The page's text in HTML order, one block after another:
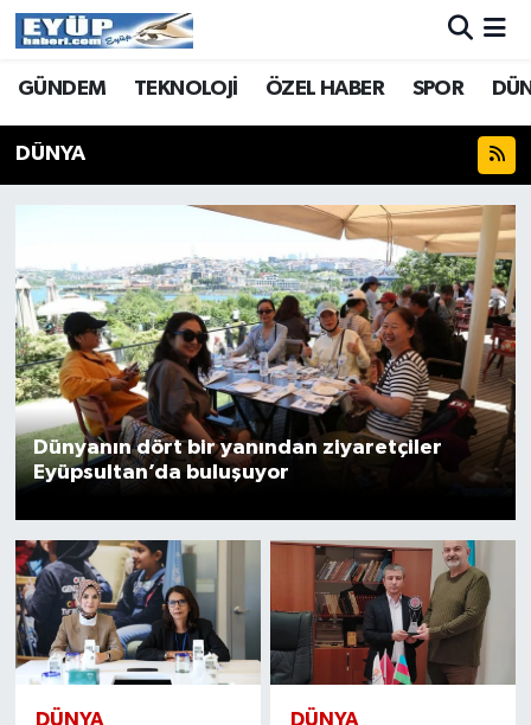
GÜNDEM TEKNOLOJİ ÖZEL HABER SPOR
DÜNYA
Dünyanın dört bir yanından ziyaretçiler
Eyüpsultan’da buluşuyor
DÜNYA DÜNYA